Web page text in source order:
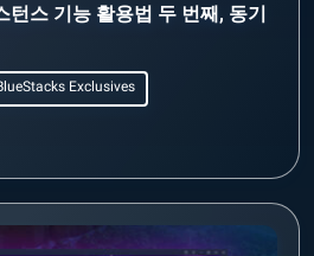
턴스 기능 활용법 두 번째, 동기
Exclusives